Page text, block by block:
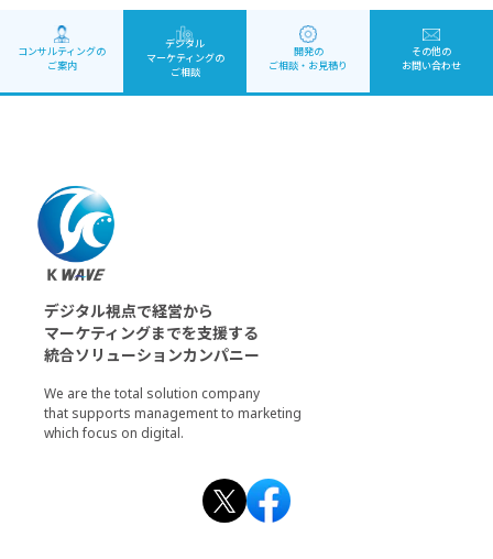
コンサルティングの
ご案内
デジタル
マーケティングの
ご相談
開発の
ご相談・お見積り
その他の
お問い合わせ
デジタル視点で経営から
マーケティングまでを支援する
統合ソリューションカンパニー
We are the total solution company
that supports management to marketing
which focus on digital.